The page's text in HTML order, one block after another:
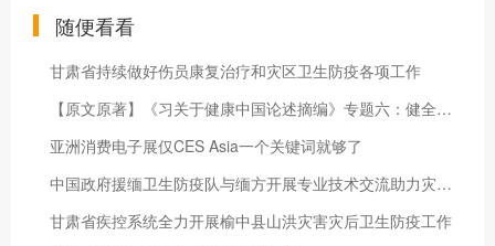
随便看看
甘肃省持续做好伤员康复治疗和灾区卫生防疫各项工作
【原文原著】《习关于健康中国论述摘编》专题六：健全公共卫生体系
亚洲消费电子展仅CES Asia一个关键词就够了
中国政府援缅卫生防疫队与缅方开展专业技术交流助力灾后疫情防控 持续深化卫生合作
甘肃省疾控系统全力开展榆中县山洪灾害灾后卫生防疫工作